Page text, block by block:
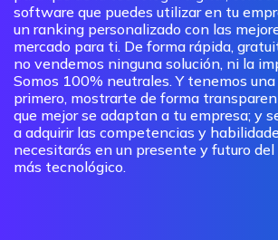
software que puedes utilizar en tu
un ranking personalizado con las
mercado para ti. De forma rápida,
no vendemos ninguna solución, ni la
Somos 100% neutrales. Y tenemos
primero, mostrarte de forma
que mejor se adaptan a tu empresa; y
a adquirir las competencias y
necesitarás en un presente y futuro
más tecnológico.